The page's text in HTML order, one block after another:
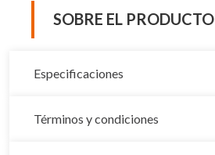
SOBRE EL PRODUCTO
Especificaciones
Términos y condiciones